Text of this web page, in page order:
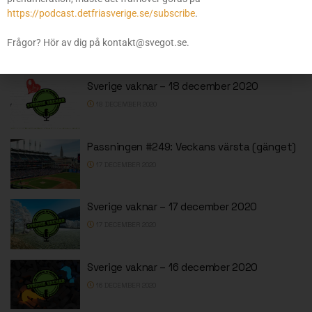
ÄNNU MER FRÅN SVEGOT
Sverige vaknar – 18 december 2020
Passningen #249: Veckans värsta (gänget)
Sverige vaknar – 17 december 2020
Sverige vaknar – 16 december 2020
https://podcast.detfriasverige.se/subscribe.
Frågor? Hör av dig på kontakt@svegot.se.